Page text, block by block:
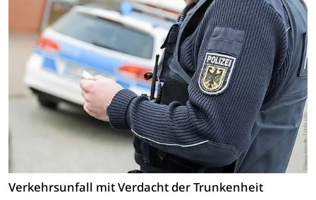
Verkehrsunfall mit Verdacht der Trunkenheit